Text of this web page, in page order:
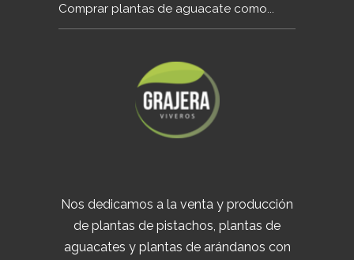
Comprar plantas de aguacate como...
Nos dedicamos a la venta y producción
de plantas de pistachos, plantas de
aguacates y plantas de arándanos con